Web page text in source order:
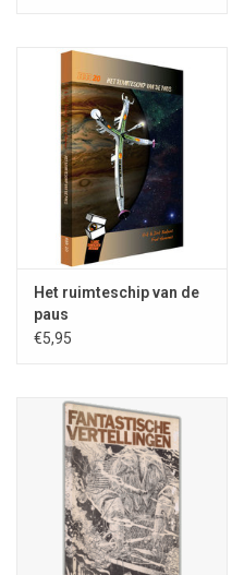
In dit nummer vindt u bijdragen
Eddy C. Bertin, Guido Eekhaut,
Vooren en Joost Beke. Drie
recensies, illustraties en artikelen.
Het ruimteschip van de
paus
€5,95